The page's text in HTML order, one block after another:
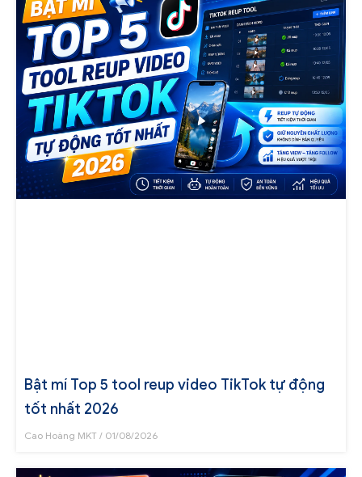
Bật mí Top 5 tool reup video TikTok tự động
tốt nhất 2026
Cao Hoàng MKT 01/08/2026